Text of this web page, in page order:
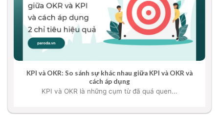
KPI và OKR: So sánh sự khác nhau giữa KPI và OKR và
cách áp dụng
KPI và OKR là những cụm từ đã quá quen...